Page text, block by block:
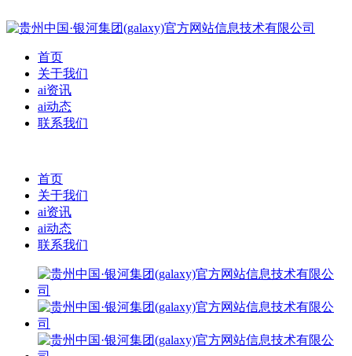
首页
关于我们
ai资讯
ai动态
联系我们
首页
关于我们
ai资讯
ai动态
联系我们